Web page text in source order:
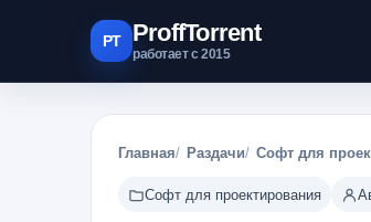
PT ProffTorrent
работает с 2015
Главная Раздачи Софт для
Софт для проектирования